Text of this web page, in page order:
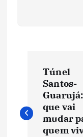
v
Túnel
Santos-
que vai
mudar
quem